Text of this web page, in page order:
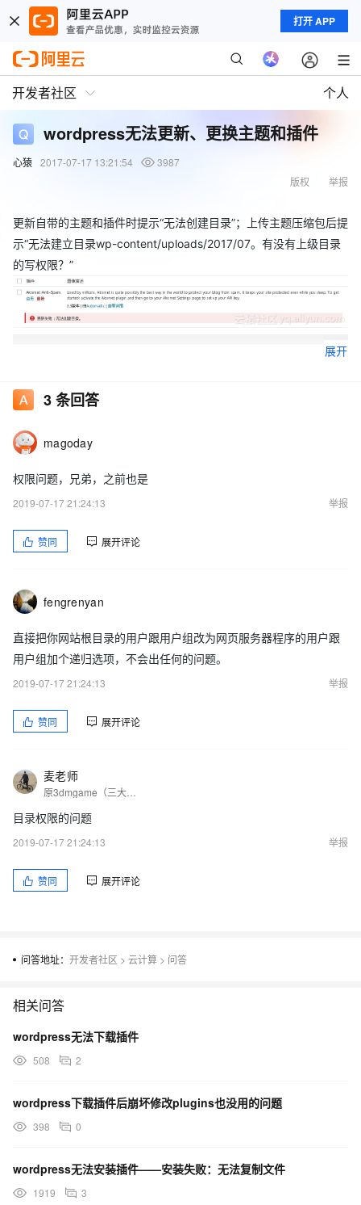
打开 APP
开发者社区 个人
wordpress无法更新、更换主题和插件
心猿 2017-07-17 13:21:54
3987
举报
版权
更新自带的主题和插件时提示“无法创建目录”；上传主题压缩包后提
示“无法建立目录wp-content/uploads/2017/07。有没有上级目录
的写权限？”
展开
3条回答
magoday
权限问题，兄弟，之前也是
2019-07-17 21:24:13
举报
赞同 展开评论
fengrenyan
直接把你网站根目录的用户跟用户组改为网页服务器程序的用户跟
用户组加个递归选项，不会出任何的问题。
2019-07-17 21:24:13
举报
赞同 展开评论
麦老师
目录权限的问题
2019-07-17 21:24:13
举报
赞同 展开评论
问答地址： 开发者社区 > 云计算 > 问答
相关问答
wordpress无法下载插件
508 2
wordpress下载插件后崩坏修改plugins也没用的问题
398 0
wordpress无法安装插件——安装失败：无法复制文件
1919 3